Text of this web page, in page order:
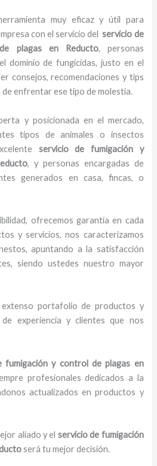
muy eficaz y útil para
con el servicio delservicio de
plagasen Reducto, personas
dominio de fungicidas, justo en el
consejos, recomendaciones y tips
de enfrentar ese tipo de molestia.
y posicionada en el mercado,
tipos de animales o insectos
servicio de fumigación y
, y personas encargadas de
generados en casa, fincas, o
ofrecemos garantía en cada
y servicios, nos caracterizamos
apuntando a la satisfacción
siendo ustedes nuestro mayor
portafolio de productos y
experiencia y clientes que nos
fumigación y control de plagas en
profesionales dedicados a la
actualizados en productos y
aliado y el servicio de fumigación
será tu mejor decisión.